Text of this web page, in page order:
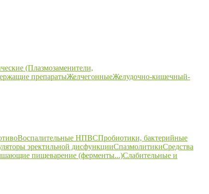
(Плазмозаменители,
препаратыЖелчегонныеЖелудочно-кишечный-
НПВСПробиотики, бактерийные
эректильной дисфункцииСпазмолитикиСредства
пищеварение (ферменты...)Слабительные и